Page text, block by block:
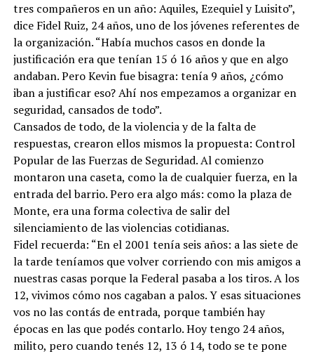
tres compañeros en un año: Aquiles, Ezequiel y Luisito”,
dice Fidel Ruiz, 24 años, uno de los jóvenes referentes de
la organización. “Había muchos casos en donde la
justificación era que tenían 15 ó 16 años y que en algo
andaban. Pero Kevin fue bisagra: tenía 9 años, ¿cómo
iban a justificar eso? Ahí nos empezamos a organizar en
seguridad, cansados de todo”.
Cansados de todo, de la violencia y de la falta de
respuestas, crearon ellos mismos la propuesta: Control
Popular de las Fuerzas de Seguridad. Al comienzo
montaron una caseta, como la de cualquier fuerza, en la
entrada del barrio. Pero era algo más: como la plaza de
Monte, era una forma colectiva de salir del
silenciamiento de las violencias cotidianas.
Fidel recuerda: “En el 2001 tenía seis años: a las siete de
la tarde teníamos que volver corriendo con mis amigos a
nuestras casas porque la Federal pasaba a los tiros. A los
12, vivimos cómo nos cagaban a palos. Y esas situaciones
vos no las contás de entrada, porque también hay
épocas en las que podés contarlo. Hoy tengo 24 años,
milito, pero cuando tenés 12, 13 ó 14, todo se te pone